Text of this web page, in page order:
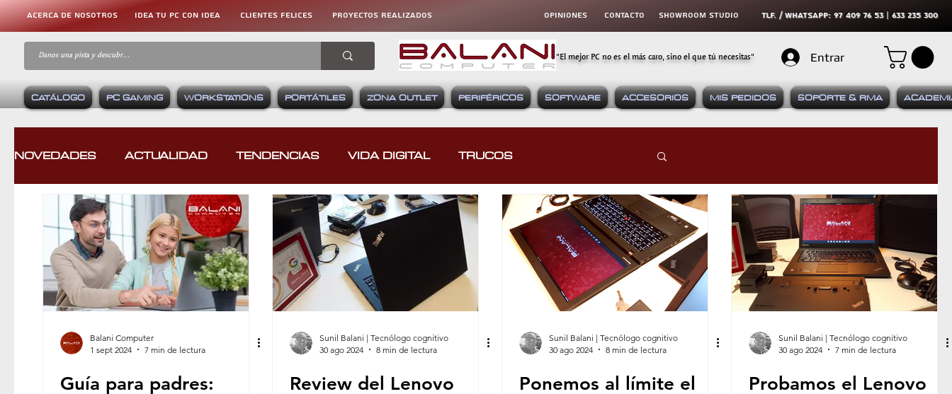
ACERCA DE NOSOTROS IDEA TU PC CON IDEA CLIENTES FELICES proyectos realizados OPINIONES CONtacto SHOWROOM STUDIO tLF. / WHATSAPP: 97 409 76 53 | 633 235 300
"El mejor PC no es el más caro, sino el que tú necesitas" Entrar
CATÁLOGO PC GAMING WORKSTATIONS PORTÁTILES ZONA OUTLET PERIFÉRICOS SOFTWARE ACCESORIOS MIS PEDIDOS SOPORTE & RMA
NOVEDADES ACTUALIDAD TENDENCIAS VIDA DIGITAL TRUCOS
CASOS DE ÉXITO REVIEWS COMPARATIVAS HARDWARE SOFTWARE
CONSOLAS EQUIPOS GAMING VIDEOJUEGOS DISPOSITIVOS MÓVILES
GUÍAS DIDÁCTICAS CURSOS & TUTORIALES LIBROS & MANUALES PODCASTING
Balani Computer
1 sept 2024
7 min de lectura
Guía para padres:
Sunil Balani | Tecnólogo cognitivo
30 ago 2024
8 min de lectura
Review del Lenovo
Sunil Balani | Tecnólogo cognitivo
30 ago 2024
8 min de lectura
Ponemos al límite el
Sunil Balani | Tecnólogo cognitivo
30 ago 2024
7 min de lectura
Probamos el Lenovo